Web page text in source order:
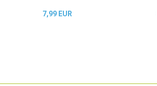
7,99 EUR